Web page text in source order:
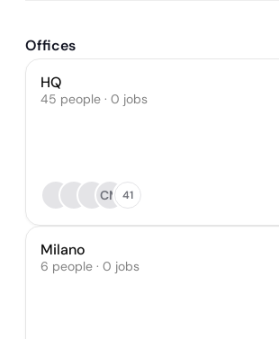
Offices
HQ
45 people · 0 jobs
CM 41
Milano
6 people · 0 jobs